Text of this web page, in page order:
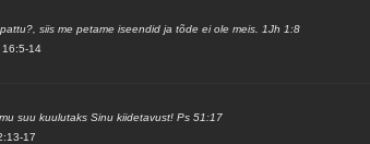
siis me petame iseendid ja tõde ei ole meis. 1Jh 1:8
16:5-14
suu kuulutaks Sinu kiidetavust! Ps 51:17
17